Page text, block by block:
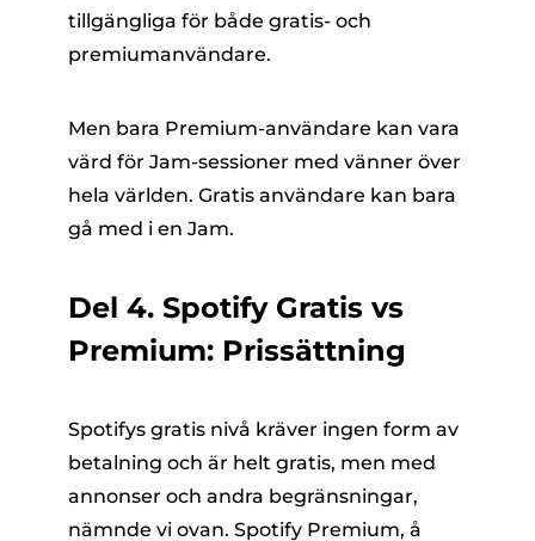
tillgängliga för både gratis- och
premiumanvändare.
Men bara Premium-användare kan vara
värd för Jam-sessioner med vänner över
hela världen. Gratis användare kan bara
gå med i en Jam.
Del 4. Spotify Gratis vs
Premium: Prissättning
Spotifys gratis nivå kräver ingen form av
betalning och är helt gratis, men med
annonser och andra begränsningar,
nämnde vi ovan. Spotify Premium, å